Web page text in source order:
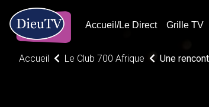
Accueil/Le Direct Grille TV
Accueil Le Club 700 Afrique Une